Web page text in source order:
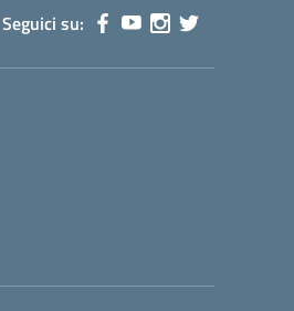
Seguici su: